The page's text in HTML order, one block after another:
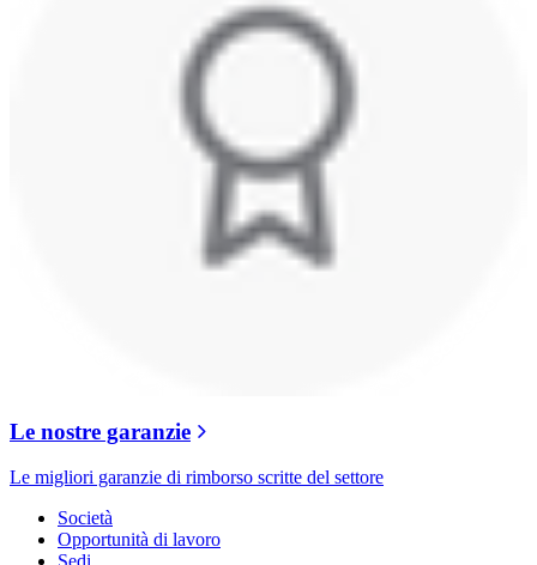
Le nostre garanzie
Le migliori garanzie di rimborso scritte del settore
Società
Opportunità di lavoro